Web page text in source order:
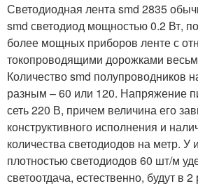
Светодиодная лента smd 2835
smd светодиод мощностью 0.2 Вт,
более мощных приборов ленте с
токопроводящими дорожками
Количество smd полупроводников
разным – 60 или 120. Напряжение
сеть 220 В, причем величина его
конструктивного исполнения и
количества светодиодов на метр. У
плотностью светодиодов 60 шт/м
светоотдача, естественно, будут в